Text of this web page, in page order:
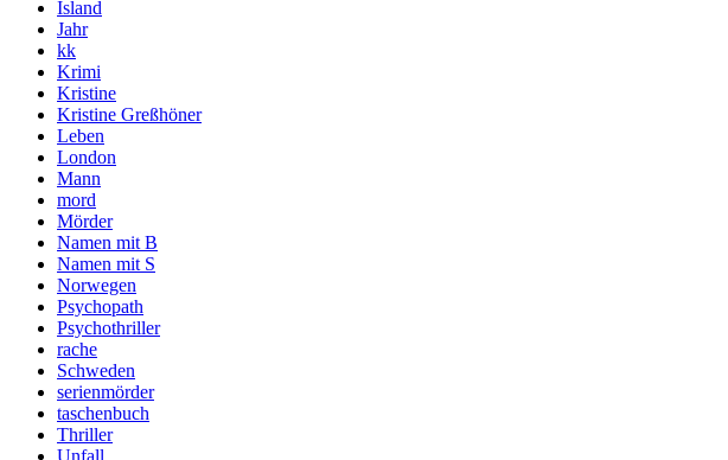
Island
Jahr
kk
Krimi
Kristine
Kristine Greßhöner
Leben
London
Mann
mord
Mörder
Namen mit B
Namen mit S
Norwegen
Psychopath
Psychothriller
rache
Schweden
serienmörder
taschenbuch
Thriller